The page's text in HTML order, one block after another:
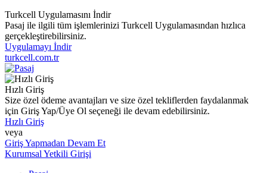
Turkcell Uygulamasını İndir
Pasaj ile ilgili tüm işlemlerinizi Turkcell Uygulamasından hızlıca
gerçekleştirebilirsiniz.
Uygulamayı İndir
turkcell.com.tr
Hızlı Giriş
Size özel ödeme avantajları ve size özel tekliflerden faydalanmak
için Giriş Yap/Üye Ol seçeneği ile devam edebilirsiniz.
Hızlı Giriş
veya
Giriş Yapmadan Devam Et
Kurumsal Yetkili Girişi